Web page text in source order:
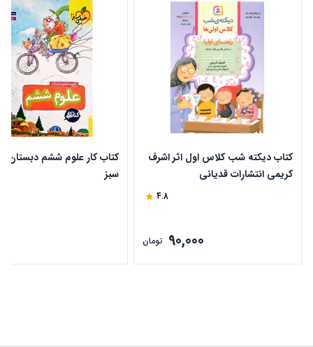
کتاب دیکته شب کلاس اول اثر اشرف
کریمی انتشارات قدیانی
4.8
90,000 تومان
کتاب کار علوم ششم دبستان
سبز